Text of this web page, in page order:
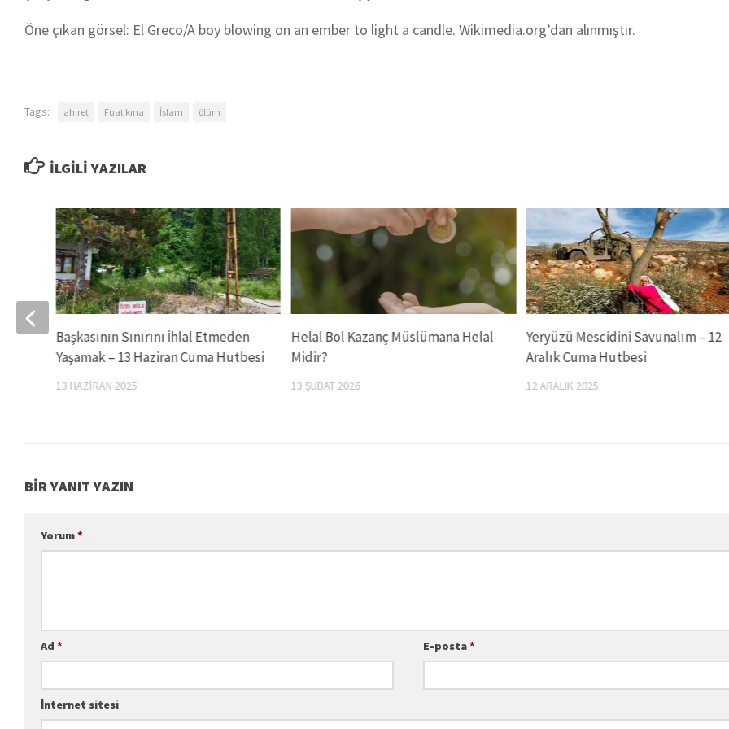
Öne çıkan görsel: El Greco/A boy blowing on an ember to light a candle. Wikimedia.org’dan alınmıştır.
Tags: ahiret Fuat kına İslam ölüm
İLGILI YAZILAR
Helal Bol Kazanç Müslümana Helal
Midir?
13 ŞUBAT 2026
Yeryüzü Mescidini Savunalım – 12
Aralık Cuma Hutbesi
12 ARALIK 2025
Başkasının Sınırını İhlal Etmeden
Yaşamak – 13 Haziran Cuma Hutbesi
13 HAZIRAN 2025
BIR YANIT YAZIN
Yorum*
Ad * E-posta*
İnternet sitesi